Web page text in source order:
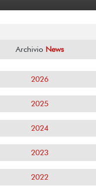
Archivio News
2026
2025
2024
2023
2022